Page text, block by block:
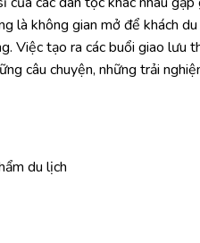
là không gian mở để khách
Việc tạo ra các buổi giao lưu
câu chuyện, những trải
du lịch